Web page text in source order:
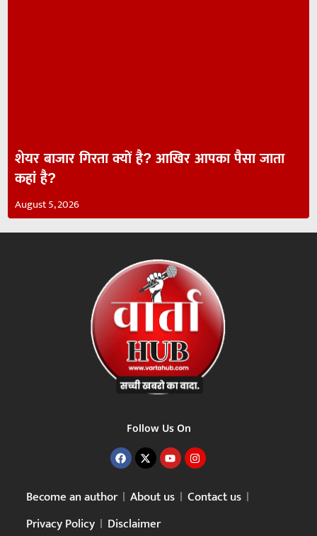
शेयर बाजार गिरता क्यों है? आखिर आपका पैसा जाता
कहां है?
August 5, 2026
Follow Us On
Become an author About us
Contact us
Privacy Policy
Disclaimer